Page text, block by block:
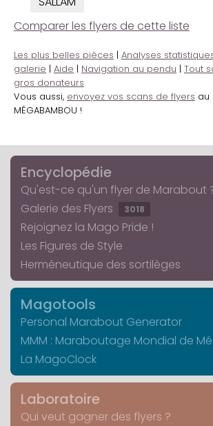
Comparer les flyers de cette liste
Les plus belles pièces | Analyses
galerie | Aide | Navigation au pendu | Tout
gros donateurs
Vous aussi, envoyez vos scans de flyers au
MÉGABAMBOU !
Encyclopédie
Qu'est-ce qu'un flyer de Marabout
Galerie des Flyers
3018
Rejoignez la Mago Pride !
Les Figures de Style
Herméneutique des sortilèges
Magotools
Personal Marabout Generator
MMM : Maraboutage Mondial de
La MagoClock
Laboratoire
Qui veut gagner des flyers ?